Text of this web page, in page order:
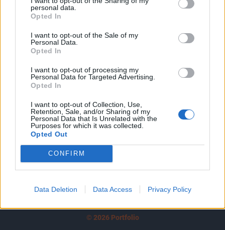
personal data.
Opted In
I want to opt-out of the Sale of my
Personal Data.
Opted In
I want to opt-out of processing my
Personal Data for Targeted Advertising.
Opted In
I want to opt-out of Collection, Use,
Retention, Sale, and/or Sharing of my
Personal Data that Is Unrelated with the
Purposes for which it was collected.
Opted Out
CONFIRM
Data Deletion Data Access Privacy Policy
tartozik, melynek olvasása előfizetéses
regisztrációhoz kötött.
Az előfizetés a következőket tartalmazza:
Portfolio.hu teljes cikkarchívum
kötéslistái
Előfizetés
MÁR ELŐFIZETŐNK VAGY?
© 2026 Portfolio